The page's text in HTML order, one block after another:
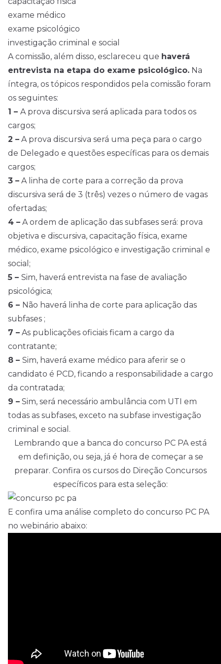
exame médico
exame psicológico
investigação criminal e social
A comissão, além disso, esclareceu que haverá
entrevista na etapa do exame psicológico. Na
íntegra, os tópicos respondidos pela comissão foram
os seguintes:
1 – A prova discursiva será aplicada para todos os
cargos;
2 – A prova discursiva será uma peça para o cargo
de Delegado e questões específicas para os demais
cargos;
3 – A linha de corte para a correção da prova
discursiva será de 3 (três) vezes o número de vagas
ofertadas;
4 – A ordem de aplicação das subfases será: prova
objetiva e discursiva, capacitação física, exame
médico, exame psicológico e investigação criminal e
social;
5 – Sim, haverá entrevista na fase de avaliação
psicológica;
6 – Não haverá linha de corte para aplicação das
subfases ;
7 – As publicações oficiais ficam a cargo da
contratante;
8 – Sim, haverá exame médico para aferir se o
candidato é PCD, ficando a responsabilidade a cargo
da contratada;
9 – Sim, será necessário ambulância com UTI em
todas as subfases, exceto na subfase investigação
criminal e social.
Lembrando que a banca do concurso PC PA está
em definição, ou seja, já é hora de começar a se
preparar. Confira os cursos do Direção Concursos
específicos para esta seleção:
E confira uma análise completo do concurso PC PA
no webinário abaixo: